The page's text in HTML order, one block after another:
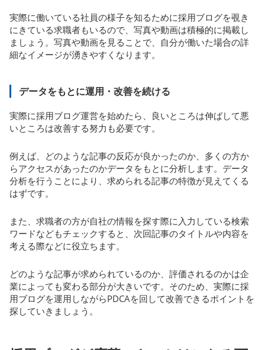
実際に働いている社員の様子を知るために採用ブログを覗き
にきている求職者もいるので、写真や動画は積極的に掲載し
ましょう。写真や動画を見ることで、自分が働いた場合の詳
細なイメージが湧きやすくなります。
データをもとに運用・改善を続ける
実際に採用ブログ運営を始めたら、良いところは伸ばして悪
いところは改善する努力も必要です。
例えば、どのような記事の反応が良かったのか、多くの方か
らアクセスがあったのかデータをもとに分析します。データ
分析を行うことにより、求められる記事の特徴が見えてくる
はずです。
また、求職者の方が自社の情報を探す際に入力している検索
ワードなどもチェックすると、次回記事のタイトルや内容を
考える際などに役立ちます。
どのような記事が求められているのか、評価されるのかは企
業によっても変わる部分が大きいです。そのため、実際に採
用ブログを運用しながらPDCAを回して改善できるポイントを
探していきましょう。